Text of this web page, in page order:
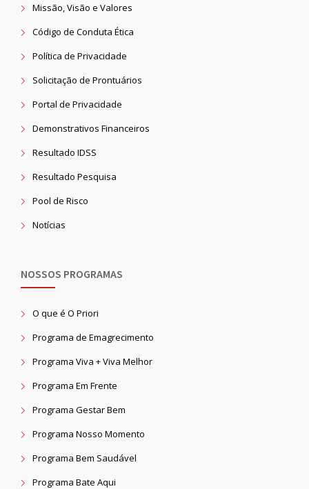
Missão, Visão e Valores
Código de Conduta Ética
Política de Privacidade
Solicitação de Prontuários
Portal de Privacidade
Demonstrativos Financeiros
Resultado IDSS
Resultado Pesquisa
Pool de Risco
Notícias
NOSSOS PROGRAMAS
O que é O Priori
Programa de Emagrecimento
Programa Viva + Viva Melhor
Programa Em Frente
Programa Gestar Bem
Programa Nosso Momento
Programa Bem Saudável
Programa Bate Aqui